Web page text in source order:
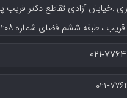
، طبقه ششم فضای شماره ۲۰۸